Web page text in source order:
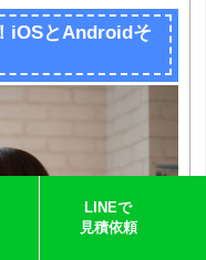
iOSとAndroidそ
LINEで
見積依頼